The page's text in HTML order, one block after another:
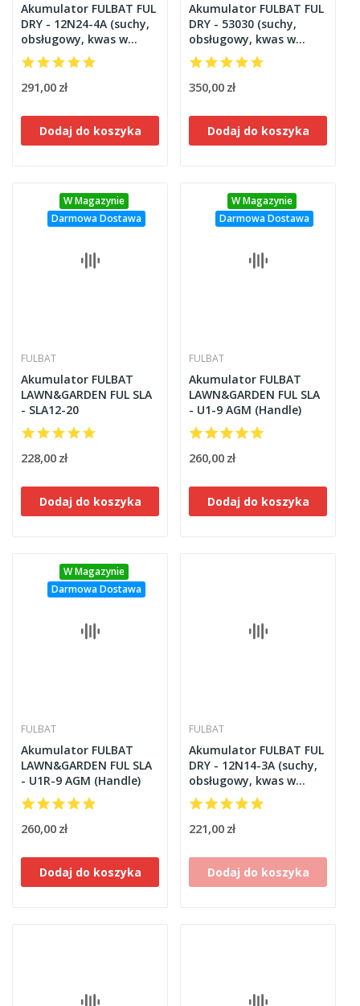
Akumulator FULBAT FUL
DRY - 12N24-4A (suchy,
obsługowy, kwas w
zestawie)
291,00 zł
Dodaj do koszyka
Akumulator FULBAT FUL
DRY - 53030 (suchy,
obsługowy, kwas w
zestawie)
350,00 zł
Dodaj do koszyka
W Magazynie
Darmowa Dostawa
FULBAT
Akumulator FULBAT
LAWN&GARDEN FUL SLA
- SLA12-20
228,00 zł
Dodaj do koszyka
W Magazynie
Darmowa Dostawa
FULBAT
Akumulator FULBAT
LAWN&GARDEN FUL SLA
- U1-9 AGM (Handle)
260,00 zł
Dodaj do koszyka
W Magazynie
Darmowa Dostawa
FULBAT
Akumulator FULBAT
LAWN&GARDEN FUL SLA
- U1R-9 AGM (Handle)
260,00 zł
Dodaj do koszyka
FULBAT
Akumulator FULBAT FUL
DRY - 12N14-3A (suchy,
obsługowy, kwas w
zestawie)
221,00 zł
Dodaj do koszyka